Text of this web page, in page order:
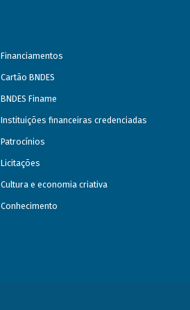
Financiamentos
Cartão BNDES
BNDES Finame
Instituições financeiras credenciadas
Patrocínios
Licitações
Cultura e economia criativa
Conhecimento